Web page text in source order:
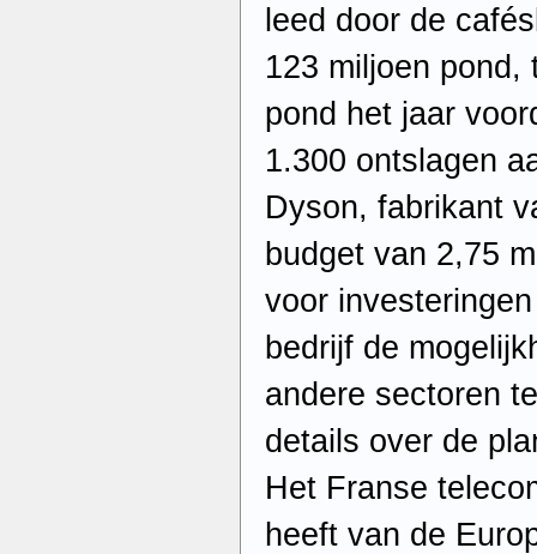
leed door de
123 miljoen pond,
pond het jaar
1.300 ontslagen
Dyson, fabrikant
budget van 2,75
voor
bedrijf de
andere sectoren
details over de
Het Franse
heeft van de